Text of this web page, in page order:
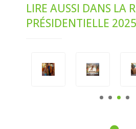
LIRE AUSSI DANS LA
PRÉSIDENTIELLE 2025